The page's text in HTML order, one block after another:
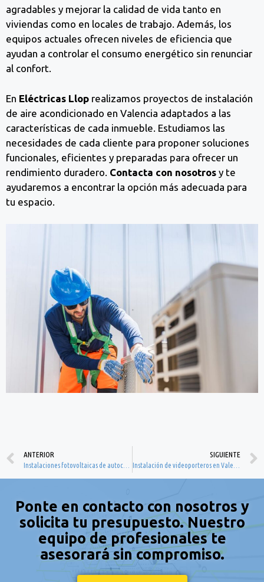
agradables y mejorar la calidad de vida tanto en
viviendas como en locales de trabajo. Además, los
equipos actuales ofrecen niveles de eficiencia que
ayudan a controlar el consumo energético sin renunciar
al confort.
En Eléctricas Llop realizamos proyectos de instalación
de aire acondicionado en Valencia adaptados a las
características de cada inmueble. Estudiamos las
necesidades de cada cliente para proponer soluciones
funcionales, eficientes y preparadas para ofrecer un
rendimiento duradero. Contacta con nosotros y te
ayudaremos a encontrar la opción más adecuada para
tu espacio.
ANTERIOR SIGUIENTE
Ponte en contacto con nosotros y
solicita tu presupuesto. Nuestro
equipo de profesionales te
asesorará sin compromiso.